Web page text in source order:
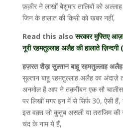
फ़क़ीर ने लाखों बेशुमार तालिबों को
जिन के हालात की किसी को खबर नहीं,
Read this alsoसरकार मुफ्तिए
नूरी रहमतुल्लाह अलैह की हालाते
हज़रत शैख़ सुल्तान बाहू रहमतुल्लाह
सुल्तान बाहू रहमतुल्लाह अलैह का अंदाज़े
अनमोल है आप ने तक़रीबन एक सौ
पर लिखीं मगर इन में से सिर्फ 30, ऐसी
इस वक़्त जो क़ुतुब असली या तराजिम
चंद के नाम ये हैं,